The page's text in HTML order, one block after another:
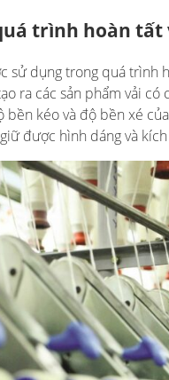
trình hoàn tất
sử dụng trong quá trình
ra các sản phẩm vải
bền kéo và độ bền xé
được hình dáng và